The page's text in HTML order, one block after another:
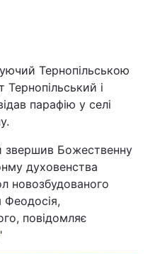
Політика
Світ
Тернопільською
і
парафію у селі
звершив Божественну
духовенства
новозбудованого
Феодосія,
повідомляє